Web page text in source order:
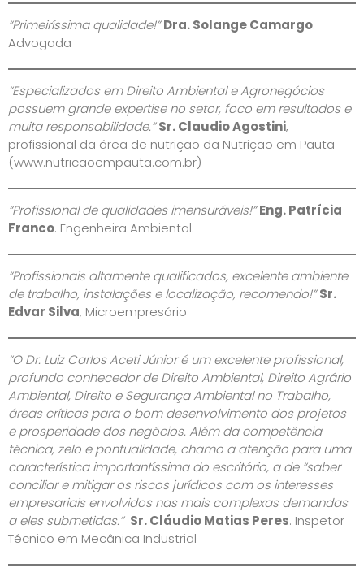
“Primeiríssima qualidade!” Dra. Solange Camargo.
Advogada
“Especializados em Direito Ambiental e Agronegócios
possuem grande expertise no setor, foco em resultados e
muita responsabilidade.” Sr. Claudio Agostini,
profissional da área de nutrição da Nutrição em Pauta
(www.nutricaoempauta.com.br)
“Profissional de qualidades imensuráveis!” Eng. Patrícia
Franco. Engenheira Ambiental.
“Profissionais altamente qualificados, excelente ambiente
de trabalho, instalações e localização, recomendo!” Sr.
Edvar Silva, Microempresário
“O Dr. Luiz Carlos Aceti Júnior é um excelente profissional,
profundo conhecedor de Direito Ambiental, Direito Agrário
Ambiental, Direito e Segurança Ambiental no Trabalho,
áreas críticas para o bom desenvolvimento dos projetos
e prosperidade dos negócios. Além da competência
técnica, zelo e pontualidade, chamo a atenção para uma
característica importantíssima do escritório, a de “saber
conciliar e mitigar os riscos jurídicos com os interesses
empresariais envolvidos nas mais complexas demandas
a eles submetidas.” Sr. Cláudio Matias Peres. Inspetor
Técnico em Mecânica Industrial